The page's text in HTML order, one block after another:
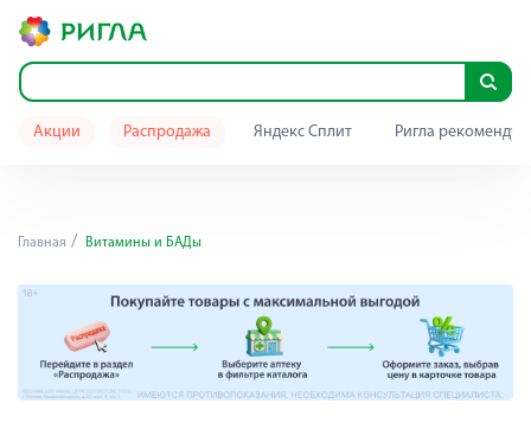
Акции Распродажа Яндекс Сплит Ригла
Главная Витамины и БАДы